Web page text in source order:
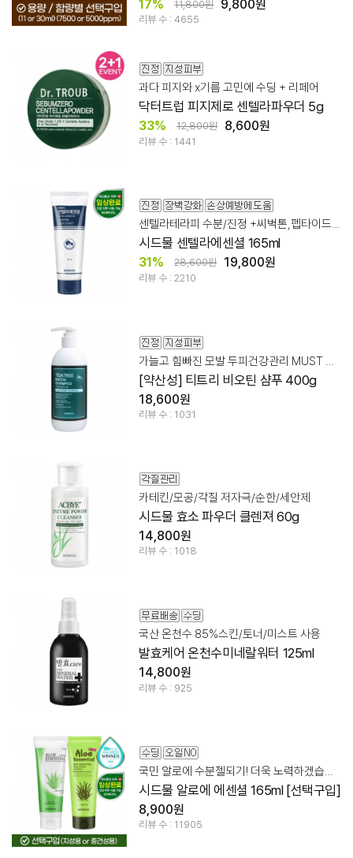
17% 11,800원 9,800원
리뷰 수 : 4655
과다 피지와 x기름 고민에 수딩 + 리페어
닥터트럽 피지제로 센텔라파우더 5g
33% 12,800원 8,600원
리뷰 수 : 1441
센텔라테라피 수분/진정 +씨벅톤,펩타이드적용
시드물 센텔라에센셜 165ml
31% 28,600원 19,800원
리뷰 수 : 2210
가늘고 힘빠진 모발 두피건강관리 MUST HAVE!
[약산성] 티트리 비오틴 샴푸 400g
18,600원
리뷰 수 : 1031
카테킨/모공/각질 저자극/순한/세안제
시드물 효소 파우더 클렌져 60g
14,800원
리뷰 수 : 1018
국산 온천수 85%스킨/토너/미스트 사용
발효케어 온천수미네랄워터 125ml
14,800원
리뷰 수 : 925
시드물 알로에 에센셜 165ml [선택구입]
8,900원
리뷰 수 : 11905